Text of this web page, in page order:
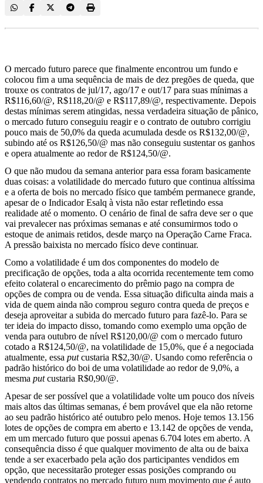
O mercado futuro parece que finalmente encontrou um fundo e
colocou fim a uma sequência de mais de dez pregões de queda, que
trouxe os contratos de jul/17, ago/17 e out/17 para suas mínimas a
R$116,60/@, R$118,20/@ e R$117,89/@, respectivamente. Depois
destas mínimas serem atingidas, nessa verdadeira situação de pânico,
o mercado futuro conseguiu reagir e o contrato de outubro corrigiu
pouco mais de 50,0% da queda acumulada desde os R$132,00/@,
subindo até os R$126,50/@ mas não conseguiu sustentar os ganhos
e opera atualmente ao redor de R$124,50/@.
O que não mudou da semana anterior para essa foram basicamente
duas coisas: a volatilidade do mercado futuro que continua altíssima
e a oferta de bois no mercado físico que também permanece grande,
apesar de o Indicador Esalq à vista não estar refletindo essa
realidade até o momento. O cenário de final de safra deve ser o que
vai prevalecer nas próximas semanas e até consumirmos todo o
estoque de animais retidos, desde março na Operação Carne Fraca.
A pressão baixista no mercado físico deve continuar.
Como a volatilidade é um dos componentes do modelo de
precificação de opções, toda a alta ocorrida recentemente tem como
efeito colateral o encarecimento do prêmio pago na compra de
opções de compra ou de venda. Essa situação dificulta ainda mais a
vida de quem ainda não comprou seguro contra queda de preços e
deseja aproveitar a subida do mercado futuro para fazê-lo. Para se
ter ideia do impacto disso, tomando como exemplo uma opção de
venda para outubro de nível R$120,00/@ com o mercado futuro
cotado a R$124,50/@, na volatilidade de 15,0%, que é a negociada
atualmente, essa putcustaria R$2,30/@. Usando como referência o
padrão histórico do boi de uma volatilidade ao redor de 9,0%, a
mesma putcustaria R$0,90/@.
Apesar de ser possível que a volatilidade volte um pouco dos níveis
mais altos das últimas semanas, é bem provável que ela não retorne
ao seu padrão histórico até outubro pelo menos. Hoje temos 13.156
lotes de opções de compra em aberto e 13.142 de opções de venda,
em um mercado futuro que possui apenas 6.704 lotes em aberto. A
consequência disso é que qualquer movimento de alta ou de baixa
tende a ser exacerbado pela ação dos participantes vendidos em
opção, que necessitarão proteger essas posições comprando ou
vendendo contratos no mercado futuro num movimento que é auto